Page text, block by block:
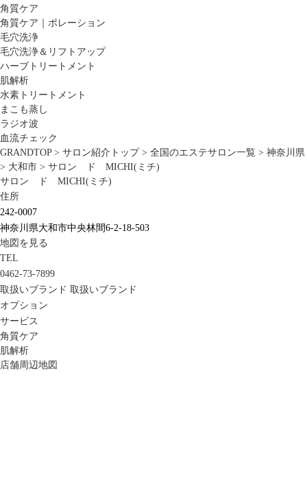
角質ケア
角質ケア｜ポレーション
毛穴洗浄
毛穴洗浄＆リフトアップ
ハーブトリートメント
肌解析
水素トリートメント
まこも蒸し
ラジオ波
血流チェック
GRANDTOP > サロン紹介トップ > 全国のエステサロン一覧 > 神奈川県
> 大和市 > サロン ド MICHI(ミチ)
サロン ド MICHI(ミチ)
住所
242-0007
神奈川県大和市中央林間6-2-18-503
地図を見る
TEL
0462-73-7899
取扱いブランド 取扱いブランド
オプション
サービス
角質ケア
肌解析
店舗周辺地図